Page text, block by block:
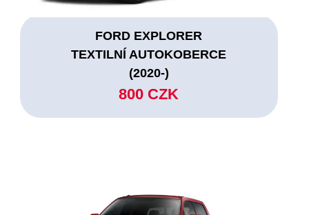
FORD EXPLORER
TEXTILNÍ AUTOKOBERCE
(2020-)
800 CZK